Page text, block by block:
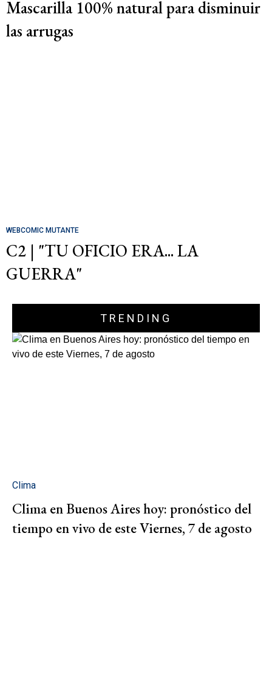
Mascarilla 100% natural para disminuir
las arrugas
WEBCOMIC MUTANTE
C2 | "TU OFICIO ERA... LA
GUERRA"
TRENDING
Clima
Clima en Buenos Aires hoy: pronóstico del
tiempo en vivo de este Viernes, 7 de agosto